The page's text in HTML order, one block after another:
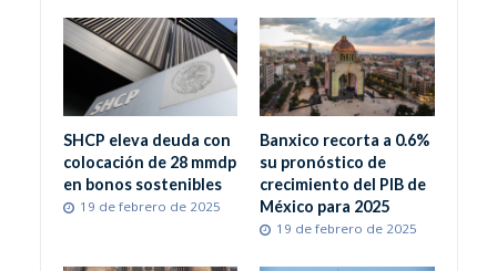
SHCP eleva deuda con
colocación de 28 mmdp
en bonos sostenibles
19 de febrero de 2025
Banxico recorta a 0.6%
su pronóstico de
crecimiento del PIB de
México para 2025
19 de febrero de 2025